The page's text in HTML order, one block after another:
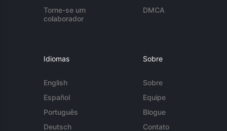
Torne-se um
colaborador
DMCA
Idiomas
English
Español
Português
Deutsch
Sobre
Sobre
Equipe
Blogue
Contato